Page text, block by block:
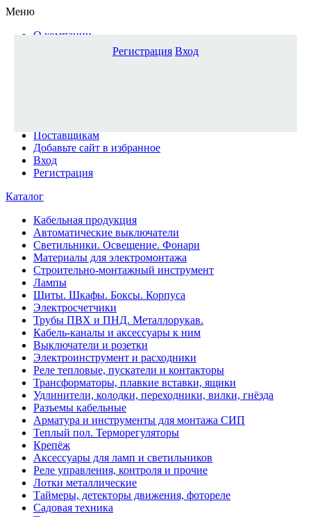
Меню
О компании
Доставка и оплата
Поставщикам
Добавьте сайт в избранное
Вход
Регистрация
Каталог
Кабельная продукция
Автоматические выключатели
Светильники. Освещение. Фонари
Материалы для электромонтажа
Строительно-монтажный инструмент
Лампы
Щиты. Шкафы. Боксы. Корпуса
Электросчетчики
Трубы ПВХ и ПНД. Металлорукав.
Кабель-каналы и аксессуары к ним
Выключатели и розетки
Электроинструмент и расходники
Реле тепловые, пускатели и контакторы
Трансформаторы, плавкие вставки, ящики
Удлинители, колодки, переходники, вилки, гнёзда
Разъемы кабельные
Арматура и инструменты для монтажа СИП
Теплый пол. Терморегуляторы
Крепёж
Аксессуары для ламп и светильников
Реле управления, контроля и прочие
Лотки металлические
Таймеры, детекторы движения, фотореле
Садовая техника
Регистрация Вход